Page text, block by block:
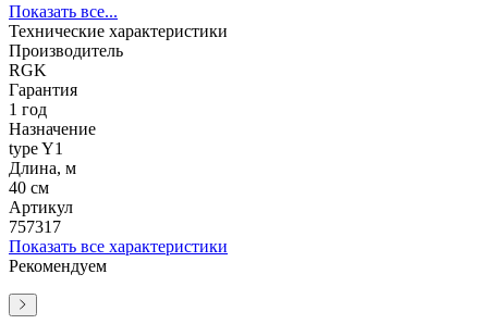
Показать все...
Технические характеристики
Производитель
RGK
Гарантия
1 год
Назначение
type Y1
Длина, м
40 см
Артикул
757317
Показать все характеристики
Рекомендуем